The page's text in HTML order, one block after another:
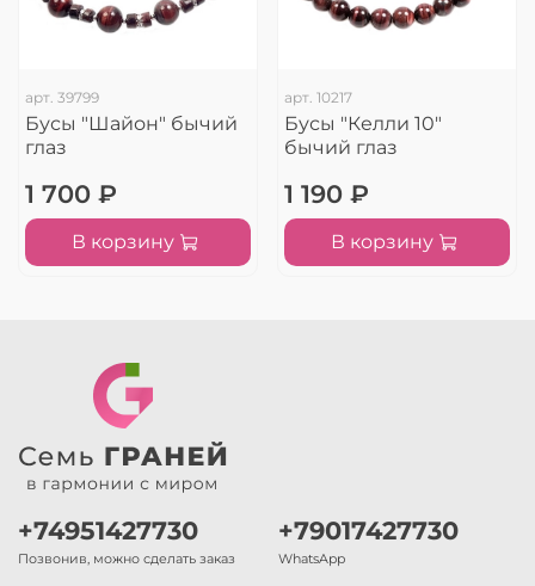
арт. 39799
Бусы "Шайон" бычий
глаз
1 700 ₽
В корзину
арт. 10217
Бусы "Келли 10"
бычий глаз
1 190 ₽
В корзину
+74951427730
Позвонив, можно сделать заказ
+79017427730
WhatsApp